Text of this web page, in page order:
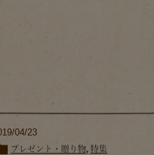
04/23
プレゼント・贈り物, 特集